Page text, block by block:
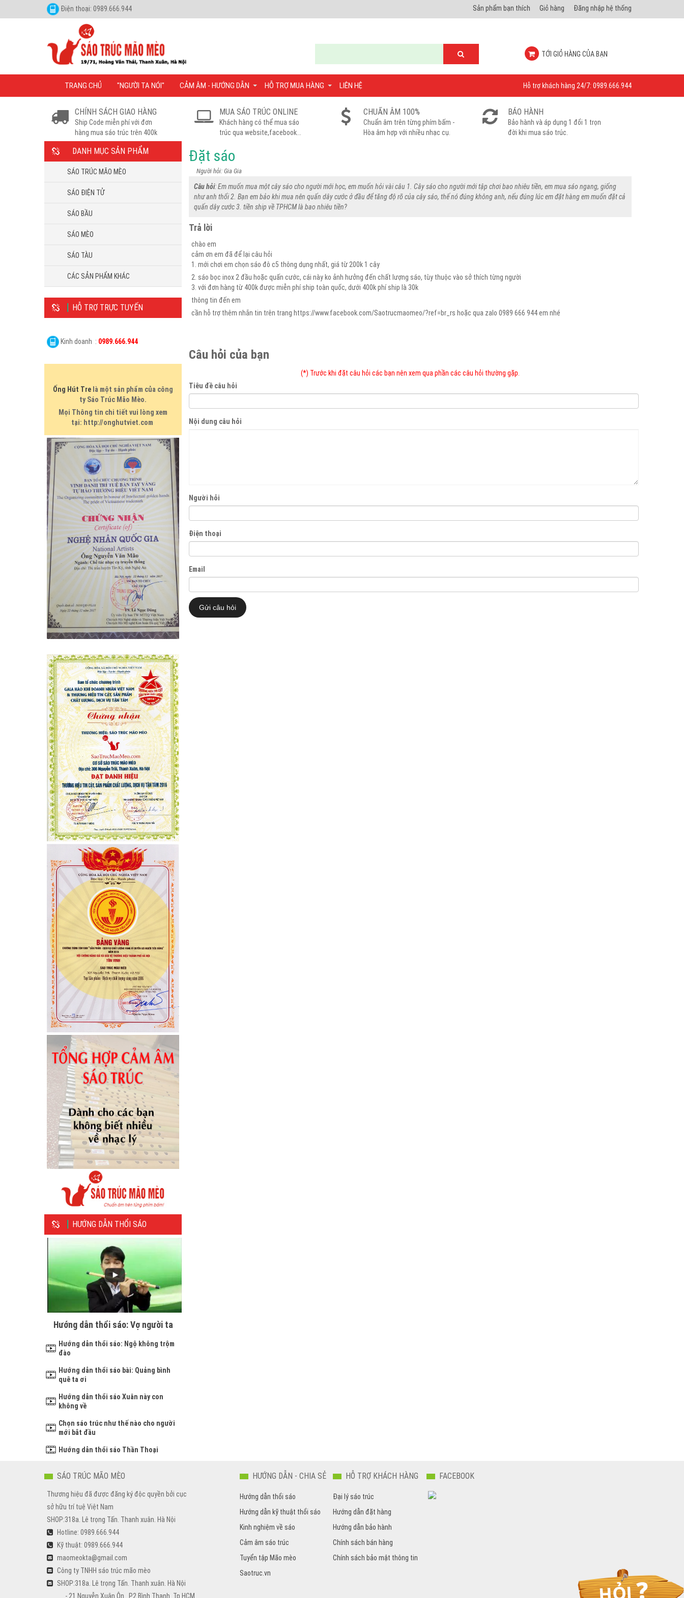
Điện thoại: 0989.666.944 Sản phẩm bạn thích Giỏ hàng Đăng nhập hệ thống
TỚI GIỎ HÀNG CỦA BẠN
TRANG CHỦ "NGƯỜI TA NÓI" CẢM ÂM - HƯỚNG DẪN HỖ TRỢ MUA HÀNG LIÊN HỆ Hỗ trợ khách hàng 24/7: 0989.666.944
CHÍNH SÁCH GIAO HÀNG
Ship Code miễn phí với đơn
hàng mua sáo trúc trên 400k
MUA SÁO TRÚC ONLINE
Khách hàng có thể mua sáo
trúc qua website,facebook...
CHUẨN ÂM 100%
Chuẩn âm trên từng phím bấm -
Hòa âm hợp với nhiều nhạc cụ.
BẢO HÀNH
Bảo hành và áp dụng 1 đổi 1 trọn
đời khi mua sáo trúc.
DANH MỤC SẢN PHẨM
SÁO TRÚC MÃO MÈO
SÁO ĐIỆN TỬ
SÁO BẦU
SÁO MÈO
SÁO TÀU
CÁC SẢN PHẨM KHÁC
HỖ TRỢ TRỰC TUYẾN
Kinh doanh : 0989.666.944
Ống Hút Tre là một sản phẩm của công
ty Sáo Trúc Mão Mèo.
Mọi Thông tin chi tiết vui lòng xem
tại: http://onghutviet.com
HƯỚNG DẪN THỔI SÁO
Hướng dẫn thổi sáo: Vợ người ta
Hướng dẫn thổi sáo: Ngộ không trộm
đào
Hướng dẫn thổi sáo bài: Quảng bình
quê ta ơi
Hướng dẫn thổi sáo Xuân này con
không về
Chọn sáo trúc như thế nào cho người
mới bắt đầu
Hướng dẫn thổi sáo Thần Thoại
Đặt sáo
Người hỏi: Gia Gia
Câu hỏi: Em muốn mua một cây sáo cho người mới học, em muốn hỏi vài câu 1. Cây sáo cho người mới tập chơi bao nhiêu tiền, em mua sáo ngang, giống
như anh thổi 2. Bạn em bảo khi mua nên quấn dây cước ở đầu để tăng độ rõ của cây sáo, thế nó đúng không anh, nếu đúng lúc em đặt hàng em muốn đặt cả
quấn dây cước 3. tiền ship về TPHCM là bao nhiêu tiền?
Trả lời
chào em
cảm ơn em đã để lại câu hỏi
1. mới chơi em chọn sáo đô c5 thông dụng nhất, giá từ 200k 1 cây
2. sáo bọc inox 2 đầu hoặc quấn cước, cái này ko ảnh hưởng đến chất lượng sáo, tùy thuộc vào sở thích từng người
3. với đơn hàng từ 400k được miễn phí ship toàn quốc, dưới 400k phí ship là 30k
thông tin đến em
cần hỗ trợ thêm nhắn tin trên trang https://www.facebook.com/Saotrucmaomeo/?ref=br_rs hoặc qua zalo 0989 666 944 em nhé
Câu hỏi của bạn
(*) Trước khi đặt câu hỏi các bạn nên xem qua phần các câu hỏi thường gặp.
Tiêu đề câu hỏi
Nội dung câu hỏi
Người hỏi
Điện thoại
Email
SÁO TRÚC MÃO MÈO
Thương hiệu đã được đăng ký độc quyền bởi cục
sở hữu trí tuệ Việt Nam
SHOP:318a. Lê trọng Tấn. Thanh xuân. Hà Nội
Hotline: 0989.666.944
Kỹ thuật: 0989.666.944
maomeokta@gmail.com
Công ty TNHH sáo trúc mão mèo
​SHOP:318a. Lê trọng Tấn. Thanh xuân. Hà Nội
- 21 Nguyễn Xuân Ôn . P2 Bình Thạnh. Tp HCM
HƯỚNG DẪN - CHIA SẺ
Hướng dẫn thổi sáo
Hướng dẫn kỹ thuật thổi sáo
Kinh nghiệm về sáo
Cảm âm sáo trúc
Tuyển tập Mão mèo
Saotruc.vn
HỖ TRỢ KHÁCH HÀNG
Đại lý sáo trúc
Hướng dẫn đặt hàng
Hướng dẫn bảo hành
Chính sách bán hàng
Chính sách bảo mật thông tin
FACEBOOK